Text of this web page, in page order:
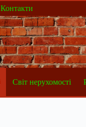
Контакти
Світ нерухомості